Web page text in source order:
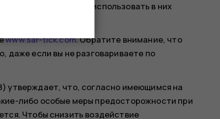
устройств или использовать в них
SAR.
www.sar-tick.com. Обратите внимание, что
даже если вы не разговариваете по
утверждает, что, согласно имеющимся на
либо особые меры предосторожности при
Чтобы снизить воздействие